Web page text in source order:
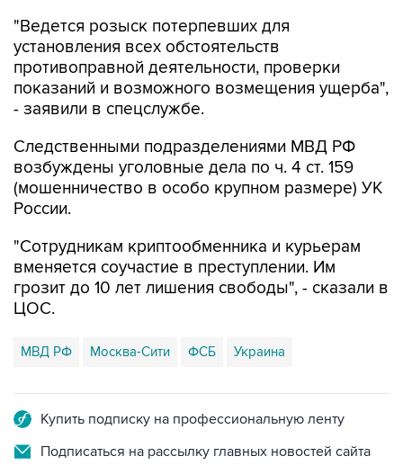
"Ведется розыск потерпевших для
установления всех обстоятельств
противоправной деятельности, проверки
показаний и возможного возмещения ущерба",
- заявили в спецслужбе.
Следственными подразделениями МВД РФ
возбуждены уголовные дела по ч. 4 ст. 159
(мошенничество в особо крупном размере) УК
России.
"Сотрудникам криптообменника и курьерам
вменяется соучастие в преступлении. Им
грозит до 10 лет лишения свободы", - сказали в
ЦОС.
МВД РФ Москва-Сити ФСБ Украина
Купить подписку на профессиональную ленту
Подписаться на рассылку главных новостей сайта